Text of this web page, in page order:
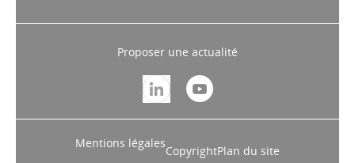
Proposer une actualité
Mentions légales
CopyrightPlan du site